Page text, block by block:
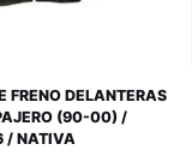
FRENO DELANTERAS
(90-00) /
/ NATIVA